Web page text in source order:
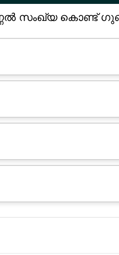
സംഖ്യ കൊണ്ട്